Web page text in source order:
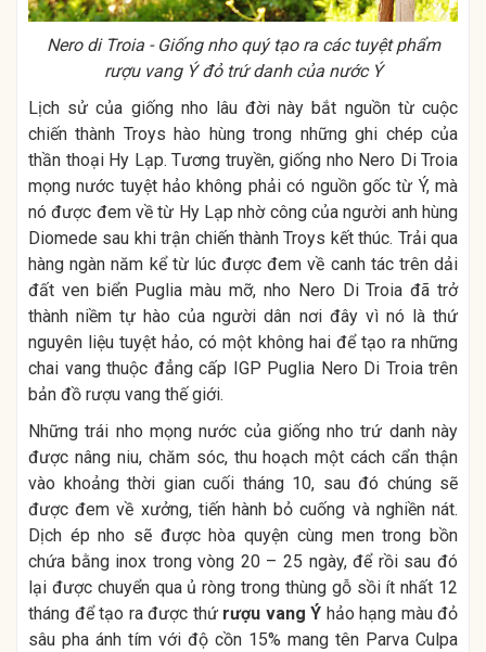
Nero di Troia - Giống nho quý tạo ra các tuyệt phẩm
rượu vang Ý đỏ trứ danh của nước Ý
Lịch sử của giống nho lâu đời này bắt nguồn từ cuộc
chiến thành Troys hào hùng trong những ghi chép của
thần thoại Hy Lạp. Tương truyền, giống nho Nero Di Troia
mọng nước tuyệt hảo không phải có nguồn gốc từ Ý, mà
nó được đem về từ Hy Lạp nhờ công của người anh hùng
Diomede sau khi trận chiến thành Troys kết thúc. Trải qua
hàng ngàn năm kể từ lúc được đem về canh tác trên dải
đất ven biển Puglia màu mỡ, nho Nero Di Troia đã trở
thành niềm tự hào của người dân nơi đây vì nó là thứ
nguyên liệu tuyệt hảo, có một không hai để tạo ra những
chai vang thuộc đẳng cấp IGP Puglia Nero Di Troia trên
bản đồ rượu vang thế giới.
Những trái nho mọng nước của giống nho trứ danh này
được nâng niu, chăm sóc, thu hoạch một cách cẩn thận
vào khoảng thời gian cuối tháng 10, sau đó chúng sẽ
được đem về xưởng, tiến hành bỏ cuống và nghiền nát.
Dịch ép nho sẽ được hòa quyện cùng men trong bồn
chứa bằng inox trong vòng 20 – 25 ngày, để rồi sau đó
lại được chuyển qua ủ ròng trong thùng gỗ sồi ít nhất 12
tháng để tạo ra được thứ rượu vang Ý hảo hạng màu đỏ
sâu pha ánh tím với độ cồn 15% mang tên Parva Culpa